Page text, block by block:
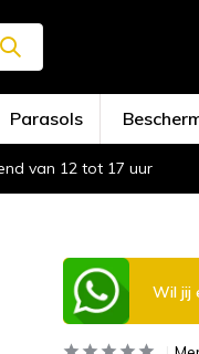
Parasols
van 12 tot 17 uur
Wil jij